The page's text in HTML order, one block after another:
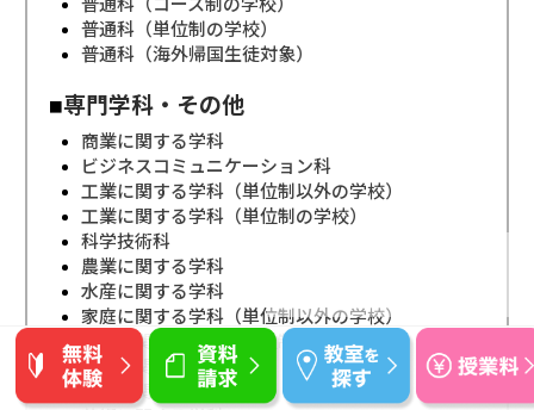
普通科（単位制の学校）
普通科（海外帰国生徒対象）
専門学科・その他
商業に関する学科
ビジネスコミュニケーション科
工業に関する学科（単位制以外の学校）
工業に関する学科（単位制の学校）
科学技術科
農業に関する学科
水産に関する学科
家庭に関する学科（単位制以外の学校）
家庭に関する学科（単位制の学校）
福祉に関する学科
理数に関する学科